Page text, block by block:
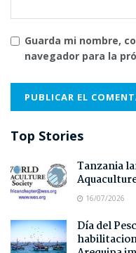
Guarda mi nombre,
navegador para la
Top Stories
Tanzania
16/07/2026
Día del